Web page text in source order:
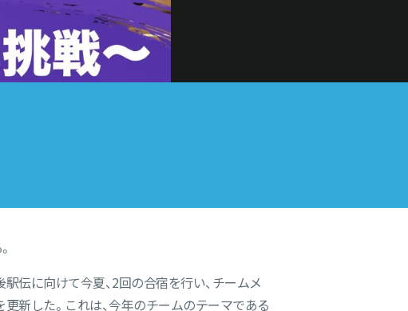
伝に向けて今夏、2回の合宿を行い、チームメ
新した。これは、今年のチームのテーマである